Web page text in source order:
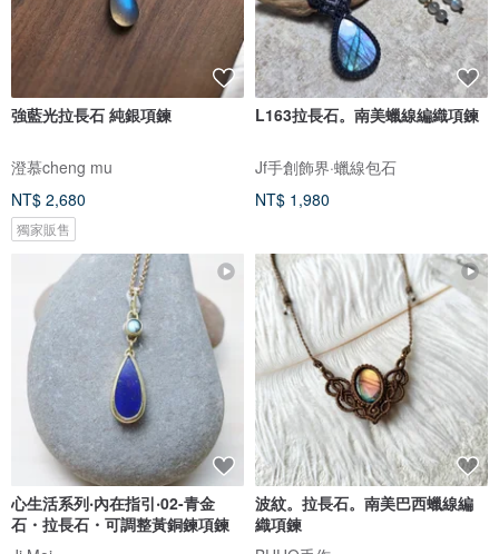
強藍光拉長石 純銀項鍊
澄慕cheng mu
NT$ 2,680
獨家販售
L163拉長石。南美蠟線編織項鍊
Jf手創飾界·蠟線包石
NT$ 1,980
心生活系列‧內在指引‧02-青金
石・拉長石・可調整黃銅鍊項鍊
波紋。拉長石。南美巴西蠟線編
織項鍊